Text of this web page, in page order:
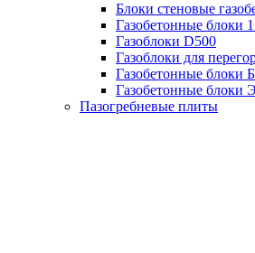
Блоки стеновые
Газобетонные блоки
Газоблоки D500
Газоблоки для
Газобетонные блоки
Газобетонные блоки
Пазогребневые плиты